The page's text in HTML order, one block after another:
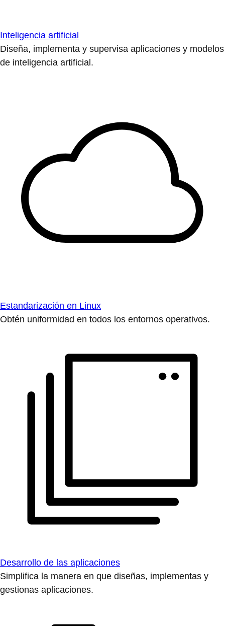
Inteligencia artificial
Diseña, implementa y supervisa aplicaciones y modelos
de inteligencia artificial.
Estandarización en Linux
Obtén uniformidad en todos los entornos operativos.
Desarrollo de las aplicaciones
Simplifica la manera en que diseñas, implementas y
gestionas aplicaciones.